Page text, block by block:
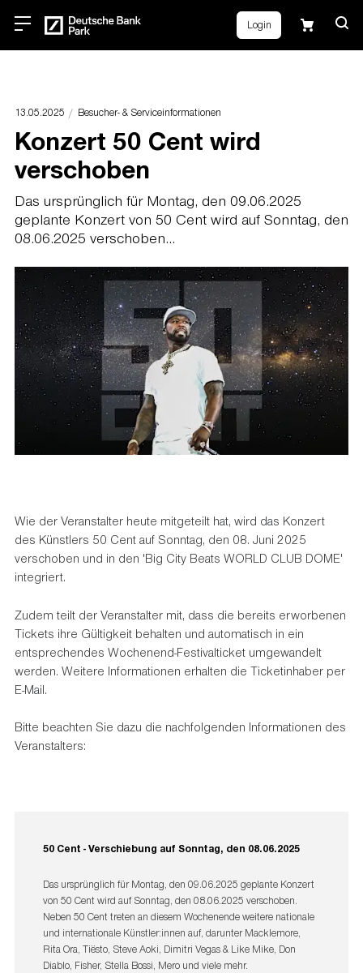
Login
13.05.2025 Besucher- & Serviceinformationen
Konzert 50 Cent wird
verschoben
Das ursprünglich für Montag, den 09.06.2025
geplante Konzert von 50 Cent wird auf Sonntag, den
08.06.2025 verschoben...
Wie der Veranstalter heute mitgeteilt hat, wird das Konzert
des Künstlers 50 Cent auf Sonntag, den 08. Juni 2025
verschoben und in den 'Big City Beats WORLD CLUB DOME'
integriert.
Zudem teilt der Veranstalter mit, dass die bereits erworbenen
Tickets ihre Gültigkeit behalten und automatisch in ein
entsprechendes Wochenend-Festivalticket umgewandelt
werden. Weitere Informationen erhalten die Ticketinhaber per
E-Mail.
Bitte beachten Sie dazu die nachfolgenden Informationen des
Veranstalters:
50 Cent - Verschiebung auf Sonntag, den 08.06.2025
Das ursprünglich für Montag, den 09.06.2025 geplante Konzert
von 50 Cent wird auf Sonntag, den 08.06.2025 verschoben.
Neben 50 Cent treten an diesem Wochenende weitere nationale
und internationale Künstler:innen auf, darunter Macklemore,
Rita Ora, Tiësto, Steve Aoki, Dimitri Vegas & Like Mike, Don
Diablo, Fisher, Stella Bossi, Mero und viele mehr.